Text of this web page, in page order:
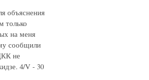
объяснения
только
на меня
сообщили
не
4/V - 30